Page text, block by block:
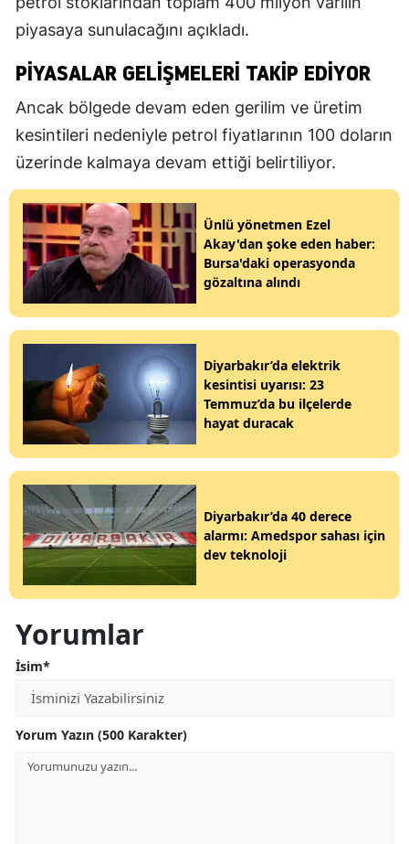
piyasaya sunulacağını açıkladı.
PIYASALAR GELIŞMELERI TAKIP EDIYOR
Ancak bölgede devam eden gerilim ve üretim
kesintileri nedeniyle petrol fiyatlarının 100 doların
üzerinde kalmaya devam ettiği belirtiliyor.
Ünlü yönetmen Ezel
Akay'dan şoke eden haber:
Bursa'daki operasyonda
gözaltına alındı
Diyarbakır’da elektrik
kesintisi uyarısı: 23
Temmuz’da bu ilçelerde
hayat duracak
Diyarbakır’da 40 derece
alarmı: Amedspor sahası için
dev teknoloji
Yorumlar
İsim*
Yorum Yazın (500 Karakter)